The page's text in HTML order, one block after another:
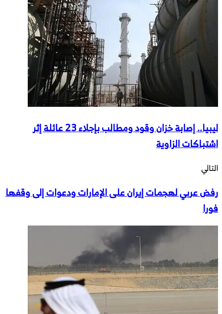
ليبيا.. إصابة خزان وقود ومطالب بإجلاء 23 عائلة إثر
اشتباكات الزاوية
التالي
رفض عربي لهجمات إيران على الإمارات ودعوات إلى وقفها
فورا